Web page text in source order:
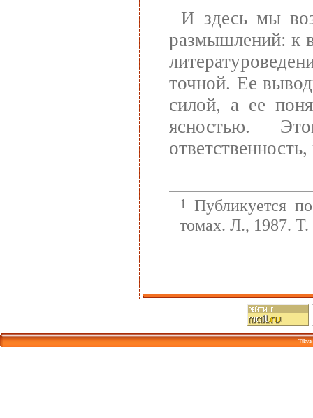
И здесь мы
размышлений: к
точной. Ее
силой, а ее
ясностью.
1
Публикуется
томах. Л., 1987.